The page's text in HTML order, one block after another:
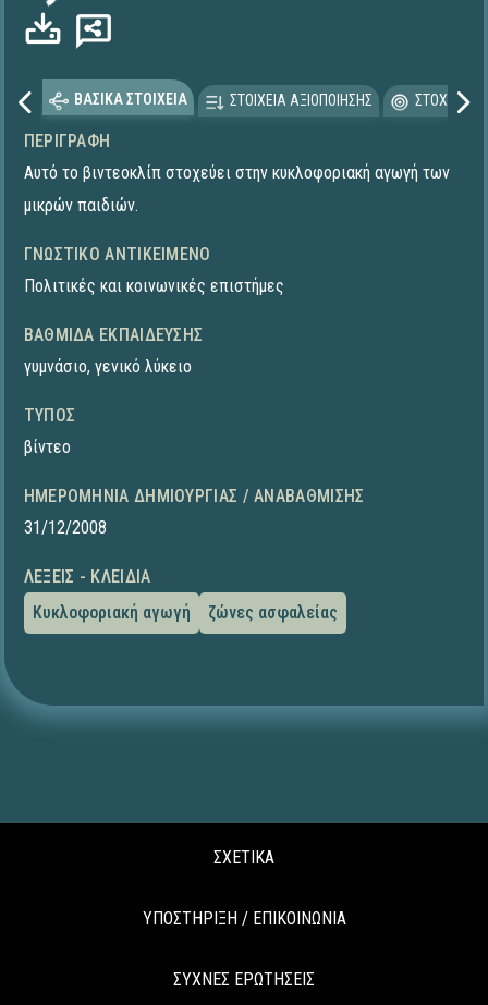
ΒΑΣΙΚΑ ΣΤΟΙΧΕΙΑ ΣΤΟΙΧΕΙΑ ΑΞΙΟΠΟΙΗΣΗΣ
ΠΕΡΙΓΡΑΦΉ
Αυτό το βιντεοκλίπ στοχεύει στην κυκλοφοριακή αγωγή των
μικρών παιδιών.
ΓΝΩΣΤΙΚΌ ΑΝΤΙΚΕΊΜΕΝΟ
Πολιτικές και κοινωνικές επιστήμες
ΒΑΘΜΊΔΑ ΕΚΠΑΊΔΕΥΣΗΣ
γυμνάσιο, γενικό λύκειο
ΤΎΠΟΣ
βίντεο
ΗΜΕΡΟΜΗΝΊΑ ΔΗΜΙΟΥΡΓΊΑΣ / ΑΝΑΒΆΘΜΙΣΗΣ
31/12/2008
ΛΈΞΕΙΣ - ΚΛΕΙΔΙΆ
Κυκλοφοριακή αγωγή
ζώνες ασφαλείας
ΣΧΕΤΙΚΑ
ΥΠΟΣΤΗΡΙΞΗ / ΕΠΙΚΟΙΝΩΝΙΑ
ΣΥΧΝΕΣ ΕΡΩΤΗΣΕΙΣ